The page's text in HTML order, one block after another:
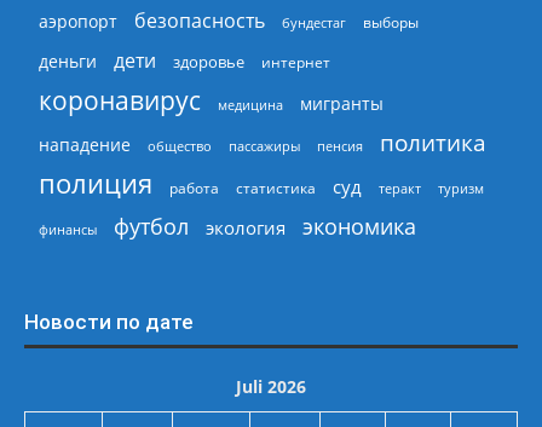
аэропорт безопасность бундестаг выборы
деньги дети здоровье интернет
коронавирус медицина
мигранты
нападение
общество пассажиры пенсия политика
полиция работа статистика суд теракт туризм
финансы футбол экология экономика
Новости по дате
Juli 2026